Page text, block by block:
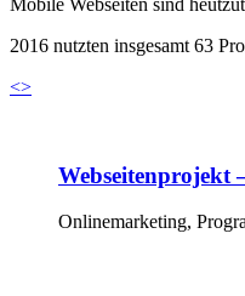
2016 nutzten insgesamt 63
<>
Webseitenprojekt
Onlinemarketing,